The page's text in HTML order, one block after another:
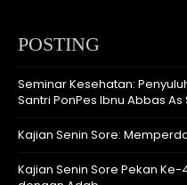
POSTING
Seminar Kesehatan:
Santri PonPes Ibnu Abbas As
Kajian Senin Sore:
Kajian Senin Sore Pekan